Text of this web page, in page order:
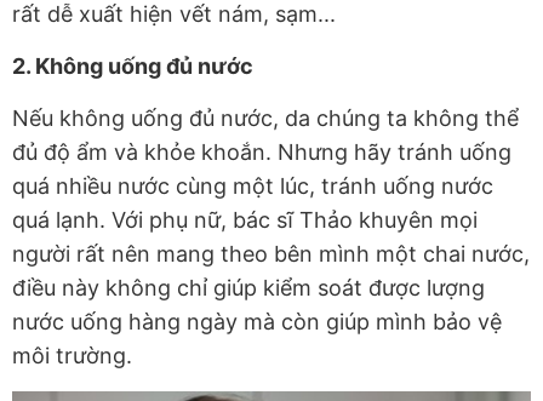
rất dễ xuất hiện vết nám, sạm...
2. Không uống đủ nước
Nếu không uống đủ nước, da chúng ta không thể
đủ độ ẩm và khỏe khoắn. Nhưng hãy tránh uống
quá nhiều nước cùng một lúc, tránh uống nước
quá lạnh. Với phụ nữ, bác sĩ Thảo khuyên mọi
người rất nên mang theo bên mình một chai nước,
điều này không chỉ giúp kiểm soát được lượng
nước uống hàng ngày mà còn giúp mình bảo vệ
môi trường.